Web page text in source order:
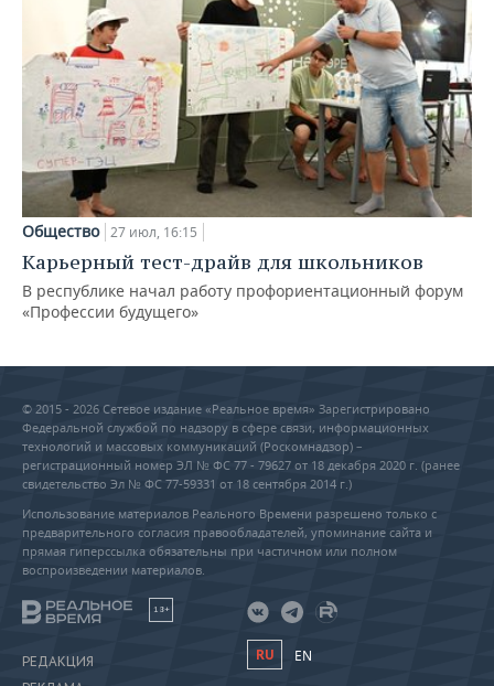
Общество 27 июл, 16:15
Карьерный тест-драйв для школьников
В республике начал работу профориентационный форум
«Профессии будущего»
© 2015 - 2026 Сетевое издание «Реальное время» Зарегистрировано
Федеральной службой по надзору в сфере связи, информационных
технологий и массовых коммуникаций (Роскомнадзор) –
регистрационный номер ЭЛ № ФС 77 - 79627 от 18 декабря 2020 г. (ранее
свидетельство Эл № ФС 77-59331 от 18 сентября 2014 г.)
Использование материалов Реального Времени разрешено только с
предварительного согласия правообладателей, упоминание сайта и
прямая гиперссылка обязательны при частичном или полном
воспроизведении материалов.
18+
РЕДАКЦИЯ
RU EN